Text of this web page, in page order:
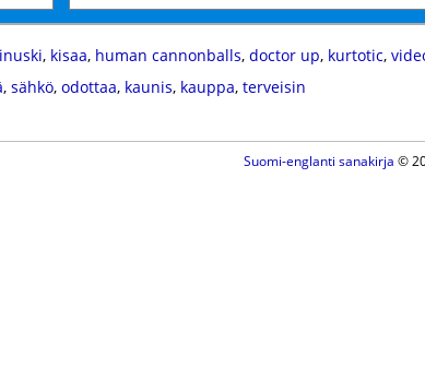
, kisaa, human cannonballs, doctor up, kurtotic,
, sähkö, odottaa, kaunis, kauppa, terveisin
Suomi-englanti sanakirja ©